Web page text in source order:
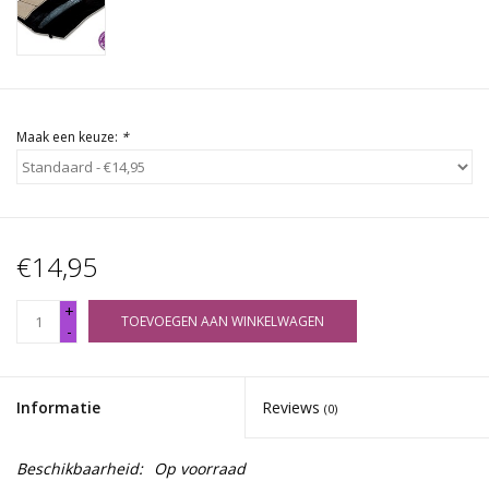
Maak een keuze: *
€14,95
+
-
TOEVOEGEN AAN WINKELWAGEN
Informatie Reviews (0)
Beschikbaarheid: Op voorraad